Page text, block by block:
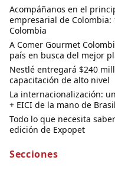
Acompáñanos en el
empresarial de Colombia:
Colombia
A Comer Gourmet
país en busca del mejor
Nestlé entregará $240
capacitación de alto nivel
La internacionalización:
+ EICI de la mano de
Todo lo que necesita
edición de Expopet
Secciones